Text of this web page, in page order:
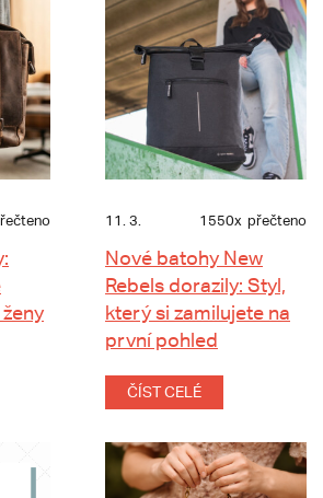
11. 3. 1550x přečteno
Nové batohy New
Rebels dorazily: Styl,
který si zamilujete na
první pohled
ČÍST CELÉ